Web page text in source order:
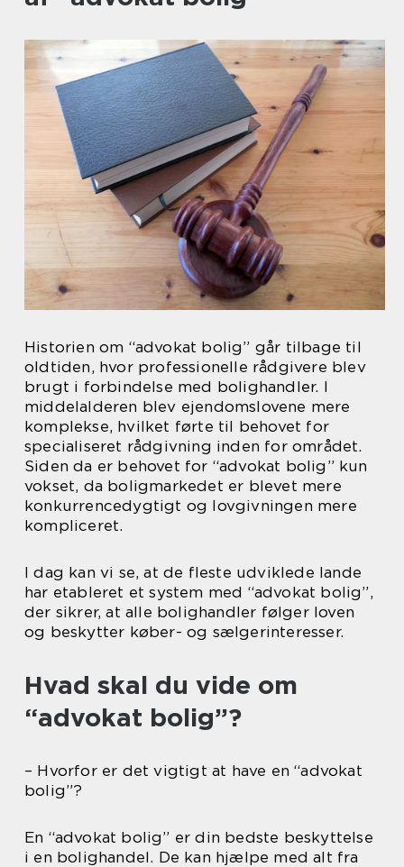
Historien om “advokat bolig” går tilbage til
oldtiden, hvor professionelle rådgivere blev
brugt i forbindelse med bolighandler. I
middelalderen blev ejendomslovene mere
komplekse, hvilket førte til behovet for
specialiseret rådgivning inden for området.
Siden da er behovet for “advokat bolig” kun
vokset, da boligmarkedet er blevet mere
konkurrencedygtigt og lovgivningen mere
kompliceret.
I dag kan vi se, at de fleste udviklede lande
har etableret et system med “advokat bolig”,
der sikrer, at alle bolighandler følger loven
og beskytter køber- og sælgerinteresser.
Hvad skal du vide om
“advokat bolig”?
– Hvorfor er det vigtigt at have en “advokat
bolig”?
En “advokat bolig” er din bedste beskyttelse
i en bolighandel. De kan hjælpe med alt fra